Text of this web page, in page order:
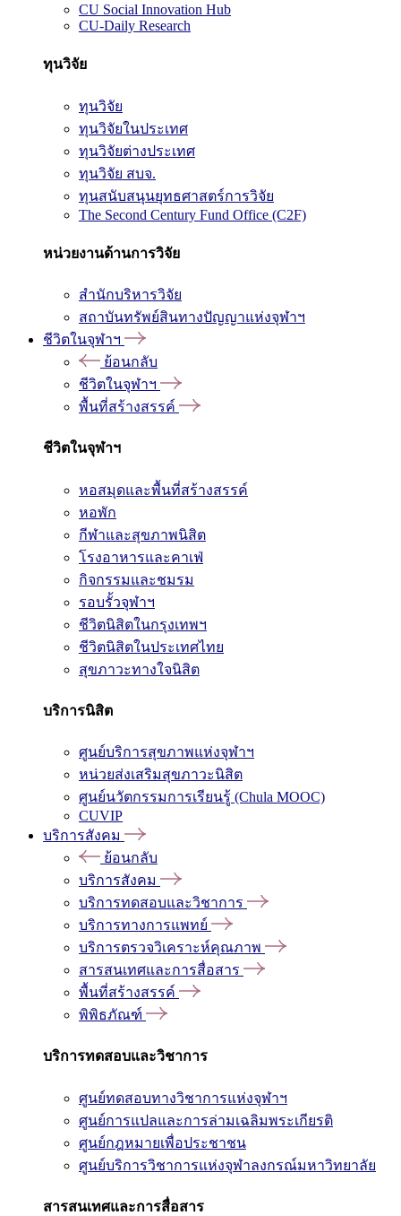
CU Social Innovation Hub
CU-Daily Research
ทุนวิจัย
ทุนวิจัย
ทุนวิจัยในประเทศ
ทุนวิจัยต่างประเทศ
ทุนวิจัย สบจ.
ทุนสนับสนุนยุทธศาสตร์การวิจัย
The Second Century Fund Office (C2F)
หน่วยงานด้านการวิจัย
สำนักบริหารวิจัย
สถาบันทรัพย์สินทางปัญญาแห่งจุฬาฯ
ชีวิตในจุฬาฯ
ย้อนกลับ
ชีวิตในจุฬาฯ
พื้นที่สร้างสรรค์
ชีวิตในจุฬาฯ
หอสมุดและพื้นที่สร้างสรรค์
หอพัก
กีฬาและสุขภาพนิสิต
โรงอาหารและคาเฟ่
กิจกรรมและชมรม
รอบรั้วจุฬาฯ
ชีวิตนิสิตในกรุงเทพฯ
ชีวิตนิสิตในประเทศไทย
สุขภาวะทางใจนิสิต
บริการนิสิต
ศูนย์บริการสุขภาพแห่งจุฬาฯ
หน่วยส่งเสริมสุขภาวะนิสิต
ศูนย์นวัตกรรมการเรียนรู้ (Chula MOOC)
CUVIP
บริการสังคม
ย้อนกลับ
บริการสังคม
บริการทดสอบและวิชาการ
บริการทางการแพทย์
บริการตรวจวิเคราะห์คุณภาพ
สารสนเทศและการสื่อสาร
พื้นที่สร้างสรรค์
พิพิธภัณฑ์
บริการทดสอบและวิชาการ
ศูนย์ทดสอบทางวิชาการแห่งจุฬาฯ
ศูนย์การแปลและการล่ามเฉลิมพระเกียรติ
ศูนย์กฎหมายเพื่อประชาชน
ศูนย์บริการวิชาการแห่งจุฬาลงกรณ์มหาวิทยาลัย
สารสนเทศและการสื่อสาร